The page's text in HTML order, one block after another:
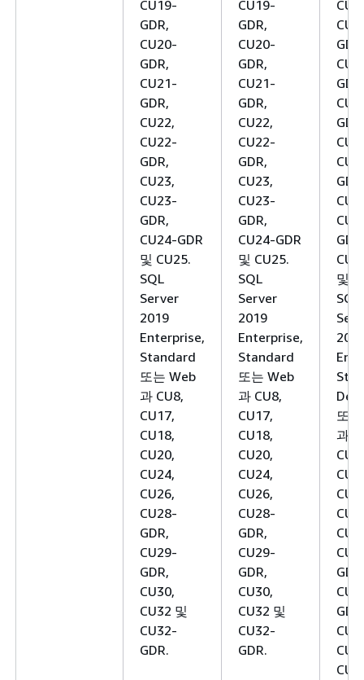
CU19-
GDR,
CU20-
GDR,
CU21-
GDR,
CU22,
CU22-
GDR,
CU23,
CU23-
GDR,
CU24-GDR
및 CU25.
SQL
Server
2019
Enterprise,
Standard
또는 Web
과 CU8,
CU17,
CU18,
CU20,
CU24,
CU26,
CU28-
GDR,
CU29-
GDR,
CU30,
CU32 및
CU32-
GDR.
CU19-
GDR,
CU20-
GDR,
CU21-
GDR,
CU22,
CU22-
GDR,
CU23,
CU23-
GDR,
CU24-GDR
및 CU25.
SQL
Server
2019
Enterprise,
Standard
또는 Web
과 CU8,
CU17,
CU18,
CU20,
CU24,
CU26,
CU28-
GDR,
CU29-
GDR,
CU30,
CU32 및
CU32-
GDR.
및
SQL
또
과